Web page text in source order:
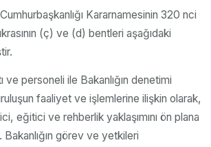
Cumhurbaşkanlığı Kararnamesinin 320 nci
(ç) ve (d) bentleri aşağıdaki
ve personeli ile Bakanlığın denetimi
faaliyet ve işlemlerine ilişkin olarak,
eğitici ve rehberlik yaklaşımını ön plana
Bakanlığın görev ve yetkileri